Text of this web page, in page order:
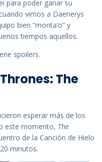
para poder ganar su
vimos a Daenerys
bien “monta’o” y
tiempos aquellos.
spoilers.
The
esperar más de los
este momento, The
de la Canción de Hielo
minutos.